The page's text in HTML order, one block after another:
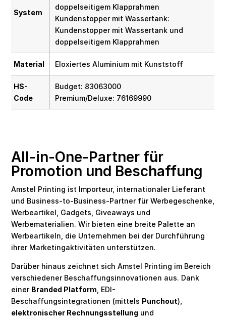
System
doppelseitigem Klapprahmen
Kundenstopper mit Wassertank:
Kundenstopper mit Wassertank und
doppelseitigem Klapprahmen
Material Eloxiertes Aluminium mit Kunststoff
HS-
Code
Budget: 83063000
Premium/Deluxe: 76169990
All-in-One-Partner für
Promotion und Beschaffung
Amstel Printing ist Importeur, internationaler Lieferant
und Business-to-Business-Partner für Werbegeschenke,
Werbeartikel, Gadgets, Giveaways und
Werbematerialien. Wir bieten eine breite Palette an
Werbeartikeln, die Unternehmen bei der Durchführung
ihrer Marketingaktivitäten unterstützen.
Darüber hinaus zeichnet sich Amstel Printing im Bereich
verschiedener Beschaffungsinnovationen aus. Dank
einer Branded Platform , EDI-
Beschaffungsintegrationen (mittels Punchout),
elektronischer Rechnungsstellung und